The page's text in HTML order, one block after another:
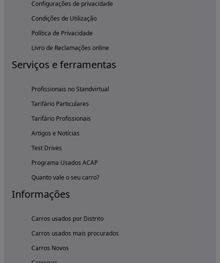
Configurações de privacidade
Condições de Utilização
Política de Privacidade
Livro de Reclamações online
Serviços e ferramentas
Profissionais no Standvirtual
Tarifário Particulares
Tarifário Profissionais
Artigos e Notícias
Test Drives
Programa Usados ACAP
Quanto vale o seu carro?
Informações
Carros usados por Distrito
Carros usados mais procurados
Carros Novos